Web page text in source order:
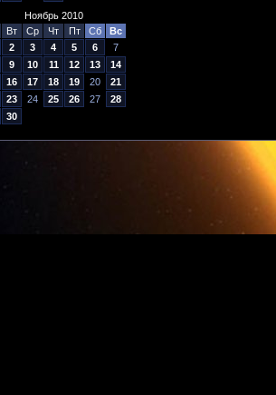
Ноябрь 2010
Вт Ср Чт Пт Сб
Вс
2 3 4 5 6
7
9 10 11 12 13
14
16 17 18 19 20
21
23 24 25 26 27
28
30